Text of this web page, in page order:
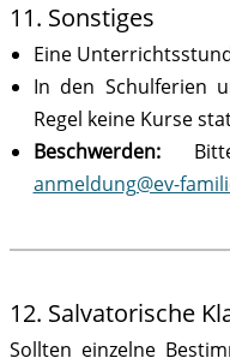
11. Sonstiges
Eine
In den Schulferien
Regel keine Kurse
Beschwerden:
anmeldung@ev-
12. Salvatorische
Sollten einzelne